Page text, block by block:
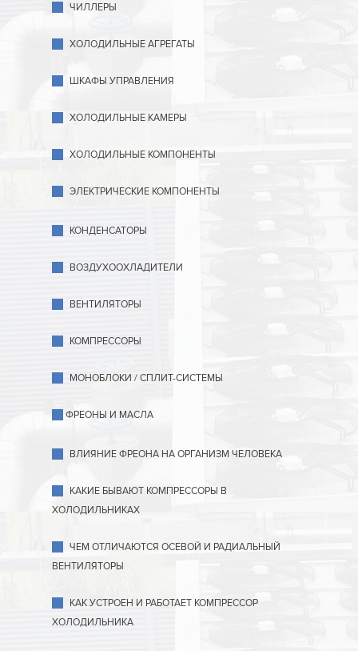
ЧИЛЛЕРЫ
ХОЛОДИЛЬНЫЕ АГРЕГАТЫ
ШКАФЫ УПРАВЛЕНИЯ
ХОЛОДИЛЬНЫЕ КАМЕРЫ
ХОЛОДИЛЬНЫЕ КОМПОНЕНТЫ
ЭЛЕКТРИЧЕСКИЕ КОМПОНЕНТЫ
КОНДЕНСАТОРЫ
ВОЗДУХООХЛАДИТЕЛИ
ВЕНТИЛЯТОРЫ
КОМПРЕССОРЫ
МОНОБЛОКИ / СПЛИТ-СИСТЕМЫ
ФРЕОНЫ И МАСЛА
ВЛИЯНИЕ ФРЕОНА НА ОРГАНИЗМ ЧЕЛОВЕКА
КАКИЕ БЫВАЮТ КОМПРЕССОРЫ В
ХОЛОДИЛЬНИКАХ
ЧЕМ ОТЛИЧАЮТСЯ ОСЕВОЙ И РАДИАЛЬНЫЙ
ВЕНТИЛЯТОРЫ
КАК УСТРОЕН И РАБОТАЕТ КОМПРЕССОР
ХОЛОДИЛЬНИКА